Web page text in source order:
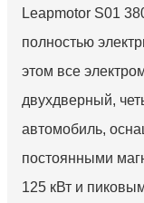
Leapmotor S01
полностью
этом все
двухдверный,
автомобиль,
постоянными
125 кВт и